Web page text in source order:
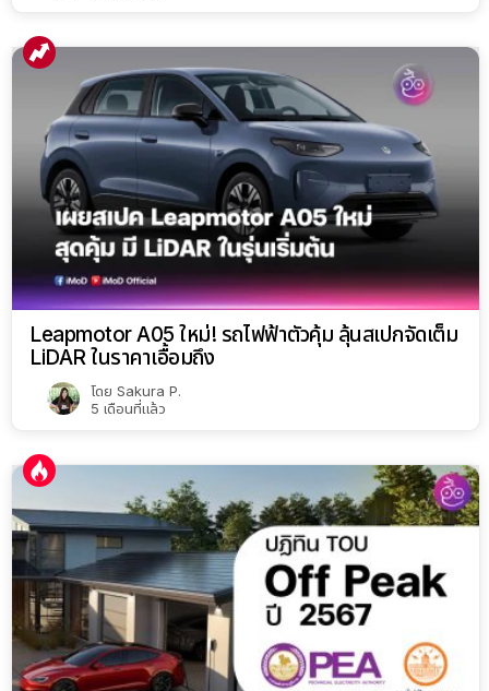
Leapmotor A05 ใหม่! รถไฟฟ้าตัวคุ้ม ลุ้นสเปกจัดเต็ม
LiDAR ในราคาเอื้อมถึง
โดย Sakura P.
5 เดือนที่แล้ว